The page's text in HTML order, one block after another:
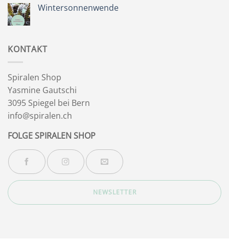
Sommer
&
Wintersonnenwende
KONTAKT
Spiralen Shop
Yasmine Gautschi
3095 Spiegel bei Bern
info@spiralen.ch
FOLGE SPIRALEN SHOP
NEWSLETTER